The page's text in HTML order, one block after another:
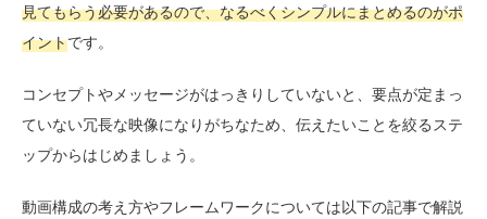
見てもらう必要があるので、なるべくシンプルにまとめるのがポ
イントです。
コンセプトやメッセージがはっきりしていないと、要点が定まっ
ていない冗長な映像になりがちなため、伝えたいことを絞るステ
ップからはじめましょう。
動画構成の考え方やフレームワークについては以下の記事で解説